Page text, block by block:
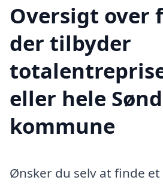
Oversigt over
der tilbyder
eller hele
kommune
Ønsker du selv at finde